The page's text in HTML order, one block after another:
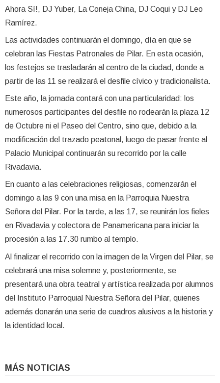
Ahora Sí!, DJ Yuber, La Coneja China, DJ Coqui y DJ Leo
Ramírez.
Las actividades continuarán el domingo, día en que se
celebran las Fiestas Patronales de Pilar. En esta ocasión,
los festejos se trasladarán al centro de la ciudad, donde a
partir de las 11 se realizará el desfile cívico y tradicionalista.
Este año, la jornada contará con una particularidad: los
numerosos participantes del desfile no rodearán la plaza 12
de Octubre ni el Paseo del Centro, sino que, debido a la
modificación del trazado peatonal, luego de pasar frente al
Palacio Municipal continuarán su recorrido por la calle
Rivadavia.
En cuanto a las celebraciones religiosas, comenzarán el
domingo a las 9 con una misa en la Parroquia Nuestra
Señora del Pilar. Por la tarde, a las 17, se reunirán los fieles
en Rivadavia y colectora de Panamericana para iniciar la
procesión a las 17.30 rumbo al templo.
Al finalizar el recorrido con la imagen de la Virgen del Pilar, se
celebrará una misa solemne y, posteriormente, se
presentará una obra teatral y artística realizada por alumnos
del Instituto Parroquial Nuestra Señora del Pilar, quienes
además donarán una serie de cuadros alusivos a la historia y
la identidad local.
MÁS NOTICIAS